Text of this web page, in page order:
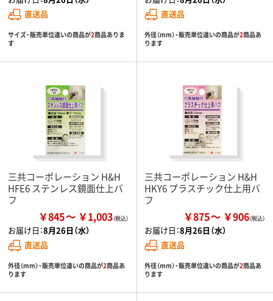
直送品
サイズ・販売単位違いの商品が2商品ありま
す
直送品
外径（mm）・販売単位違いの商品が2商品あ
ります
三共コーポレーション H&H
HFE6 ステンレス鏡面仕上バ
フ
￥845 ￥1,003
お届け日：8月26日（水）
直送品
外径（mm）・販売単位違いの商品が2商品あ
ります
三共コーポレーション H&H
HKY6 プラスチック仕上用バ
フ
￥875 ￥906
お届け日：8月26日（水）
直送品
外径（mm）・販売単位違いの商品が2商品あ
ります